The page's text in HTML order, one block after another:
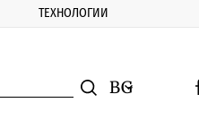
ТЕХНОЛОГИИ
Смяна на